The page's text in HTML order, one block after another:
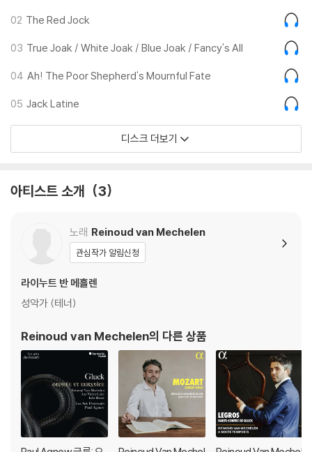
02 The Red Jock
03 True Joak / White Joak / Blue Joak / Fancy's All
04 Ah! The Poor Shepherd's Mournful Fate
05 Jack Latine
디스크 더보기
아티스트 소개 3
노래 Reinoud van Mechelen
관심작가 알림신청
라이누트 반 메흘렌
성악가 (테너)
Reinoud van Mechelen의 다른 상품